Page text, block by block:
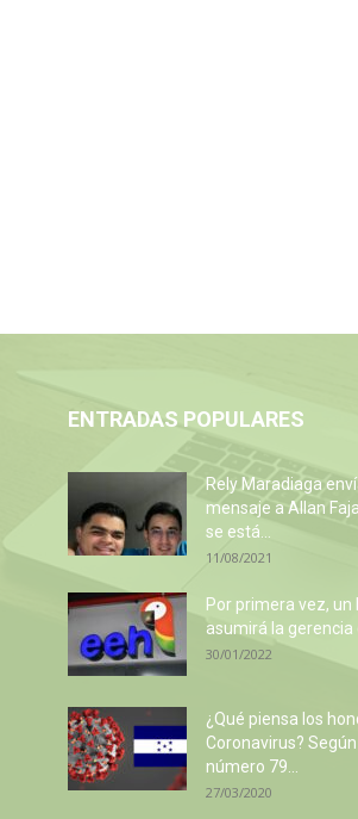
ENTRADAS POPULARES
Rely Maradiaga
mensaje a Allan
se está...
11/08/2021
Por primera vez, un
asumirá la gerencia
30/01/2022
¿Qué piensa los
Coronavirus?
número 79...
27/03/2020